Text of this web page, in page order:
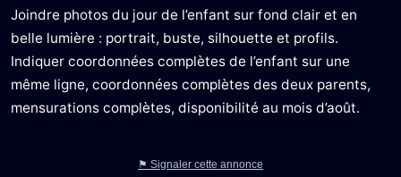
Joindre photos du jour de l’enfant sur fond clair et en
belle lumière : portrait, buste, silhouette et profils.
Indiquer coordonnées complètes de l’enfant sur une
même ligne, coordonnées complètes des deux parents,
mensurations complètes, disponibilité au mois d’août.
⚑ Signaler cette annonce